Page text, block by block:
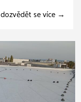
dozvědět se více →